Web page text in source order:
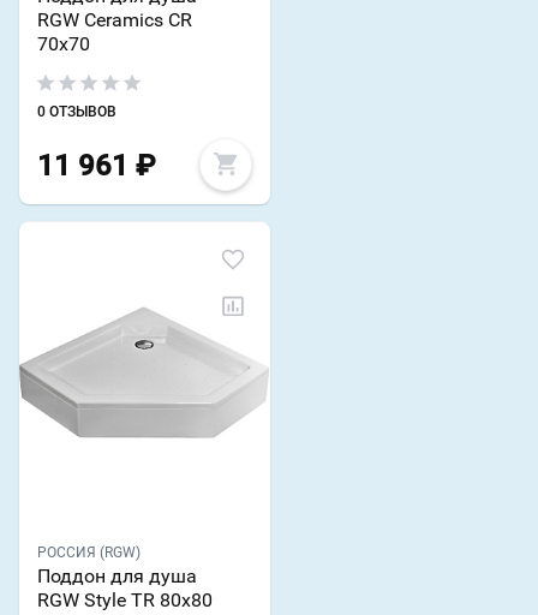
RGW Ceramics CR
70х70
0 ОТЗЫВОВ
11 961 ₽
РОССИЯ (RGW)
Поддон для душа
RGW Style TR 80x80